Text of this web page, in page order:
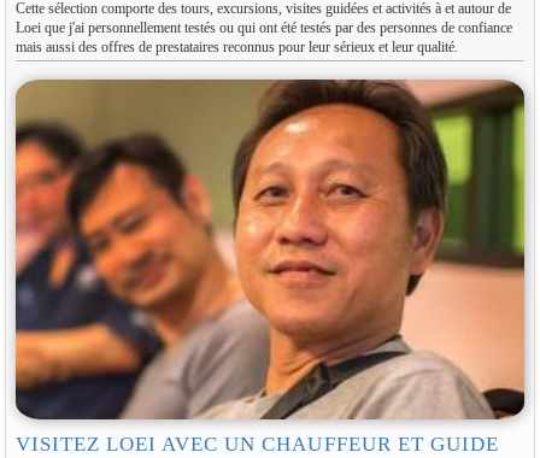
Cette sélection comporte des tours, excursions, visites guidées et activités à et autour de
Loei que j'ai personnellement testés ou qui ont été testés par des personnes de confiance
mais aussi des offres de prestataires reconnus pour leur sérieux et leur qualité.
VISITEZ LOEI AVEC UN CHAUFFEUR ET GUIDE